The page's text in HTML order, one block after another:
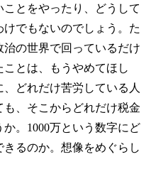
とをやったり、どうして
でもないのでしょう。た
の世界で回っているだけ
とは、もうやめてほし
どれだけ苦労している人
、そこからどれだけ税金
。1000万という数字にど
るのか。想像をめぐらし